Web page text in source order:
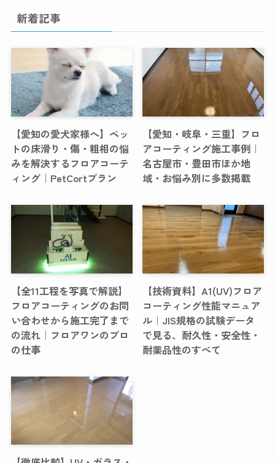
新着記事
【愛知の愛犬家様へ】ペッ
トの床滑り・傷・粗相の悩
みを解決するフロアコーテ
ィング｜PetCortプラン
【愛知・岐阜・三重】フロ
アコーティング施工事例｜
名古屋市・豊田市ほか地
域・お悩み別に多数掲載
【全11工程を写真で解説】
フロアコーティングのお問
い合わせから施工完了まで
の流れ｜フロアワンのプロ
の仕事
【技術資料】A1(UV)フロア
コーティング性能マニュア
ル｜JIS規格の試験データ
で見る、耐久性・安全性・
耐薬品性のすべて